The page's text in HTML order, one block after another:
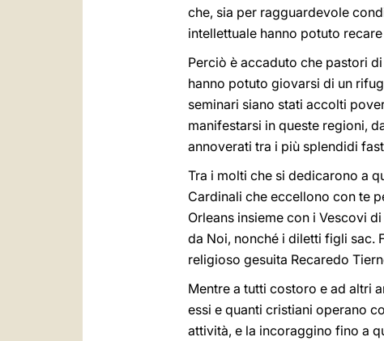
che, sia per ragguardevole
intellettuale hanno potuto
Perciò è accaduto che pastori
hanno potuto giovarsi di un
seminari siano stati accolti
manifestarsi in queste regioni,
annoverati tra i più splendidi
Tra i molti che si dedicarono a
Cardinali che eccellono con te
Orleans insieme con i Vescovi
da Noi, nonché i diletti figli sac.
religioso gesuita Recaredo
Mentre a tutti costoro e ad altri
essi e quanti cristiani operano
attività, e la incoraggino fino a